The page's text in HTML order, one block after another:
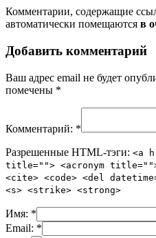
Комментарии, содержащие
автоматически помещаются в
Добавить комментарий
Ваш адрес email не будет
помечены *
Комментарий: *
Разрешенные HTML-тэги: <a
title=""> <acronym
<cite> <code> <del
<s> <strike> <strong>
Имя: *
Email: *